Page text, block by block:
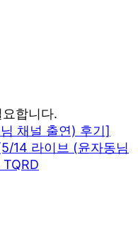
요합니다.
채널 출연) 후기]
14 라이브 (윤자동님